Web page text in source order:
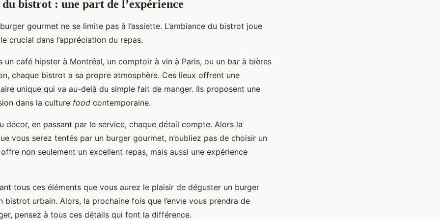
du bistrot : une part de l’expérience
gourmet ne se limite pas à l’assiette. L’ambiance du bistrot joue
crucial dans l’appréciation du repas.
un café hipster à Montréal, un comptoir à vin à Paris, ou un barà bières
chaque bistrot a sa propre atmosphère. Ces lieux offrent une
unique qui va au-delà du simple fait de manger. Ils proposent une
dans la culture food contemporaine.
décor, en passant par le service, chaque détail compte. Alors la
vous serez tentés par un burger gourmet, n’oubliez pas de choisir un
non seulement un excellent repas, mais aussi une expérience
tous ces éléments que vous aurez le plaisir de déguster un burger
bistrot urbain. Alors, la prochaine fois que l’envie vous prendra de
pensez à tous ces détails qui font la différence.